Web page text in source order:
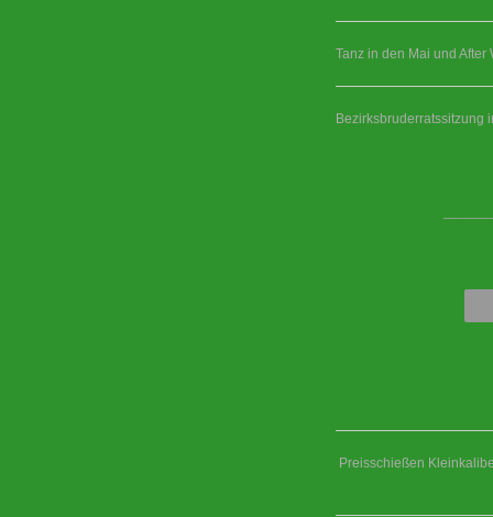
Tanz in den Mai und After
Bezirksbruderratssitzung
Preisschießen